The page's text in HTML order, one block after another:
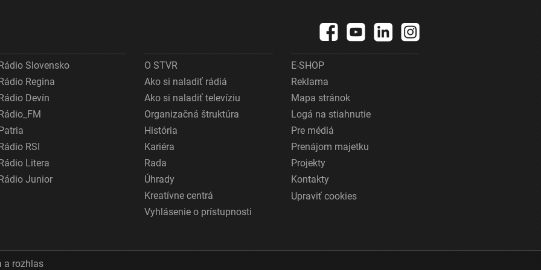
Slovensko
Regina
Devín
RSI
Litera
Junior
O STVR
Ako si naladiť rádiá
Ako si naladiť televíziu
Organizačná štruktúra
História
Kariéra
Rada
Úhrady
Kreatívne centrá
Vyhlásenie o prístupnosti
E-SHOP
Reklama
Mapa stránok
Logá na stiahnutie
Pre médiá
Prenájom majetku
Projekty
Kontakty
Upraviť cookies
a rozhlas